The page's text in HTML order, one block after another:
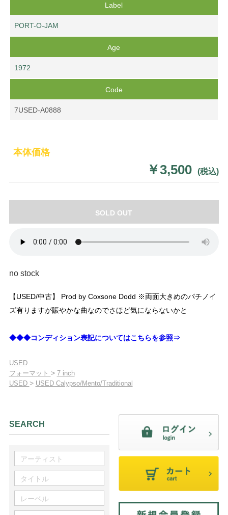
Label
PORT-O-JAM
Age
1972
Code
7USED-A0888
本体価格
￥3,500 (税込)
SOLD OUT
no stock
【USED/中古】 Prod by Coxsone Dodd ※両面大きめのパチノイ
ズ有りますが賑やかな曲なのでさほど気にならないかと
◆◆◆コンディション表記についてはこちらを参照⇒
USED
フォーマット > 7 inch
USED > USED Calypso/Mento/Traditional
SEARCH